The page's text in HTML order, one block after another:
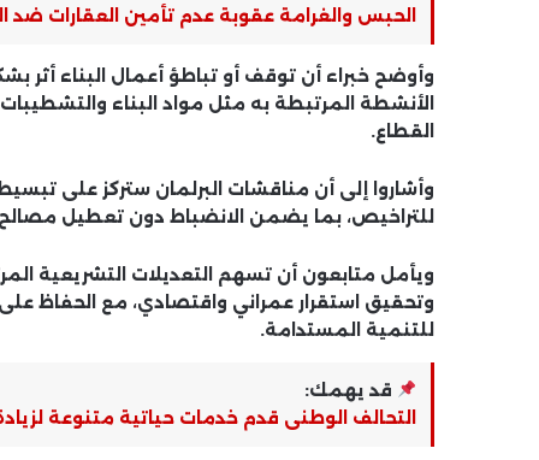
الحبس والغرامة عقوبة عدم تأمين العقارات ضد
وأوضح خبراء أن توقف أو تباطؤ أعمال البناء أثر
الأنشطة المرتبطة به مثل مواد البناء
القطاع.
وأشاروا إلى أن مناقشات البرلمان ستركز على تبسيط
للتراخيص، بما يضمن الانضباط دون تعطيل مصالح
ويأمل متابعون أن تسهم التعديلات التشريعية
وتحقيق استقرار عمراني واقتصادي، مع الحفاظ
للتنمية المستدامة.
قد يهمك:
التحالف الوطنى قدم خدمات حياتية متنوعة